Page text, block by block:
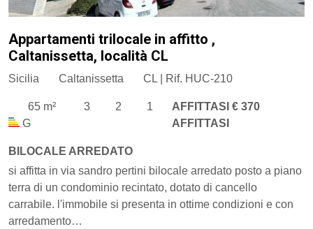
Appartamenti trilocale in affitto ,
Caltanissetta, località CL
Sicilia Caltanissetta CL | Rif. HUC-210
65 m² 3 2
1
G
AFFITTASI € 370
AFFITTASI
BILOCALE ARREDATO
si affitta in via sandro pertini bilocale arredato posto a piano
terra di un condominio recintato, dotato di cancello
carrabile. l'immobile si presenta in ottime condizioni e con
arredamento…